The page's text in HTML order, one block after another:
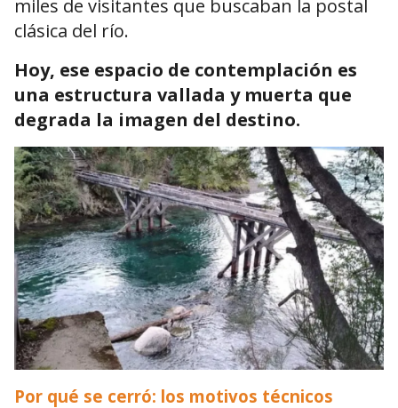
miles de visitantes que buscaban la postal
clásica del río.
Hoy, ese espacio de contemplación es
una estructura vallada y muerta que
degrada la imagen del destino.
Por qué se cerró: los motivos técnicos